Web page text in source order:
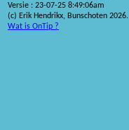
Versie : 23-07-25 8:49:06am
(c) Erik Hendrikx, Bunschoten 2026.
Wat is OnTip ?